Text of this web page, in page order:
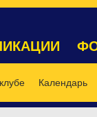
Календарь